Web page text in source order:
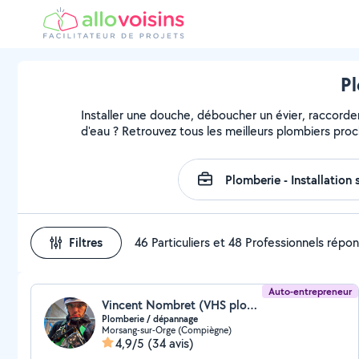
Installer une douche, déboucher un évier,
d'eau ? Retrouvez tous les meilleurs plombiers
Filtres 46 Particuliers et 48 Professionnels
Auto-entrepreneur
Vincent Nombret (VHS plomberie)
Plomberie / dépannage
Morsang-sur-Orge (Compiègne)
4,9/5 (34 avis)